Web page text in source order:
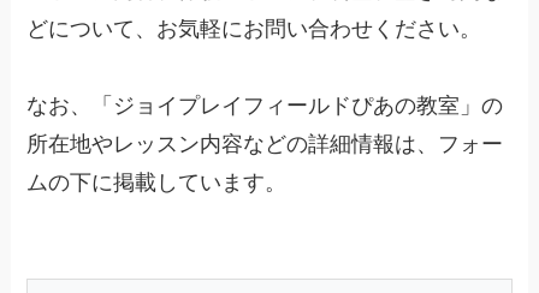
どについて、お気軽にお問い合わせください。
なお、「ジョイプレイフィールドぴあの教室」の
所在地やレッスン内容などの詳細情報は、フォー
ムの下に掲載しています。